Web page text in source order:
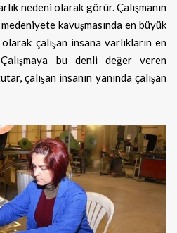
nedeni olarak görür. Çalışmanın
kavuşmasında en büyük
çalışan insana varlıkların en
bu denli değer veren
çalışan insanın yanında çalışan